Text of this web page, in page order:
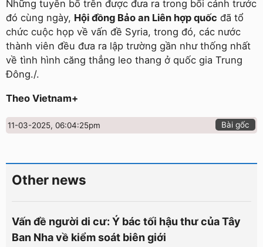
Những tuyên bố trên được đưa ra trong bối cảnh trước
đó cùng ngày, Hội đồng Bảo an Liên hợp quốc đã tổ
chức cuộc họp về vấn đề Syria, trong đó, các nước
thành viên đều đưa ra lập trường gần như thống nhất
về tình hình căng thẳng leo thang ở quốc gia Trung
Đông./.
Theo Vietnam+
11-03-2025, 06:04:25pm Bài gốc
Other news
Vấn đề người di cư: Ý bác tối hậu thư của Tây
Ban Nha về kiểm soát biên giới